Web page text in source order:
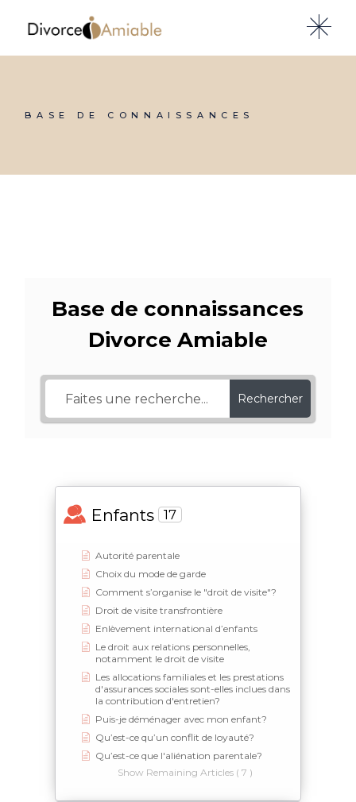
BASE DE CONNAISSANCES
Base de connaissances
Divorce Amiable
Rechercher
Enfants 17
Autorité parentale
Choix du mode de garde
Comment s’organise le "droit de visite"?
Droit de visite transfrontière​
Enlèvement international d’enfants
Le droit aux relations personnelles,
notamment le droit de visite
Les allocations familiales et les prestations
d'assurances sociales sont-elles inclues dans
la contribution d'entretien?
Puis-je déménager avec mon enfant?
Qu’est-ce qu’un conflit de loyauté?
Qu’est-ce que l'aliénation parentale?
Show Remaining Articles ( 7 )